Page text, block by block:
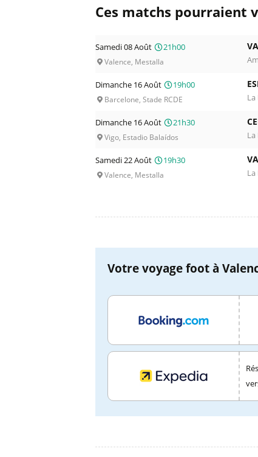
Ces matchs pourraient
Samedi 08 Août 21h00
Valence, Mestalla
Dimanche 16 Août
19h00
Barcelone, Stade RCDE La
Dimanche 16 Août
21h30
Vigo, Estadio Balaídos La
Samedi 22 Août
19h30
Valence, Mestalla La
Votre voyage foot à